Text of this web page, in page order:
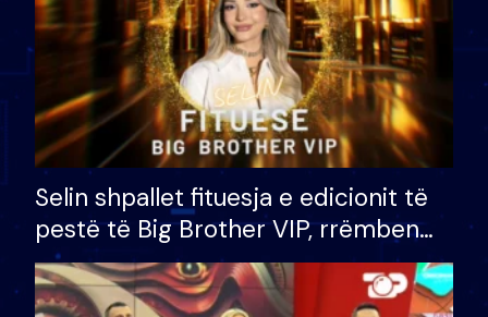
Selin shpallet fituesja e edicionit të
pestë të Big Brother VIP, rrëmben
çmimin e madh prej 100 mijë eurosh